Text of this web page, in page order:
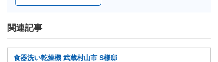
関連記事
食器洗い乾燥機 武蔵村山市 S様邸